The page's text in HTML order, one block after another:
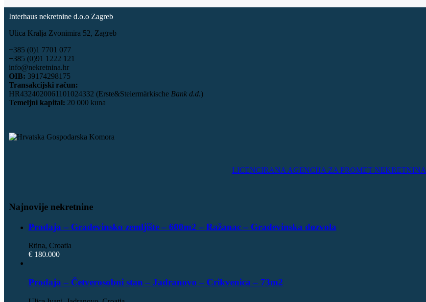
Interhaus nekretnine d.o.o Zagreb
Ulica Kralja Zvonimira 52, Zagreb
+385 (0)1 7701 077
+385 (0)91 1222 121
info@nekretnina.hr
OIB: 39174298175
Transakcijski račun:
HR4324020061101024332 (Erste&Steiermärkische Bank d.d.)
Temeljni kapital: 20 000 kuna
LICENCIRANA AGENCIJA ZA PROMET NEKRETNINA
Najnovije nekretnine
Prodaja – Građevinsko zemljište – 600m2 – Ražanac – Građevinska dozvola
Rtina, Croatia
€ 180.000
Prodaja – Četverosobni stan – Jadranovo – Crikvenica – 73m2